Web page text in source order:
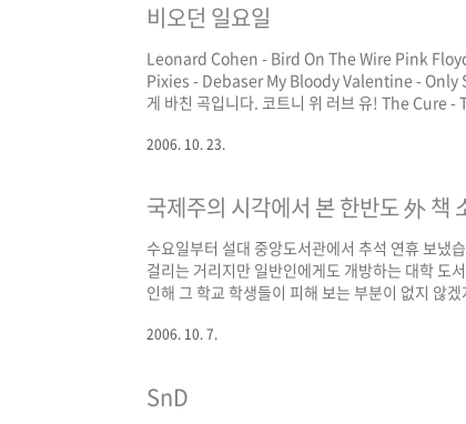
비오던 일요일
Leonard Cohen - Bird On The Wire Pink
Pixies - Debaser My Bloody Valentine - Only
게 바친 곡입니다. 코트니 위 러브 유! The
2006. 10. 23.
국제주의 시각에서 본 한반도 外 책
수요일부터 설대 중앙도서관에서 추석 연휴 보냈
걸리는 거리지만 일반인에게도 개방하는 대학 도
인해 그 학교 학생들이 피해 보는 부분이 없지 않
나흘 동안 세 권 읽었는데 읽으려고 별러왔던 책들
2006. 10. 7.
SnD